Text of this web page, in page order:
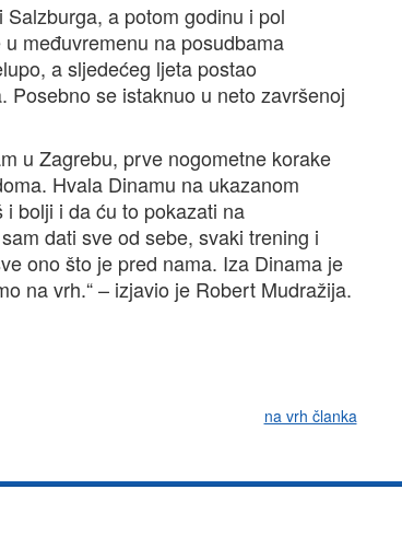
a potom godinu i pol
međuvremenu na posudbama
a sljedećeg ljeta postao
se istaknuo u neto završenoj
u Zagrebu, prve nogometne korake
Hvala Dinamu na ukazanom
bolji i da ću to pokazati na
dati sve od sebe, svaki trening i
ono što je pred nama. Iza Dinama je
na vrh.“ – izjavio je Robert Mudražija.
na vrh članka